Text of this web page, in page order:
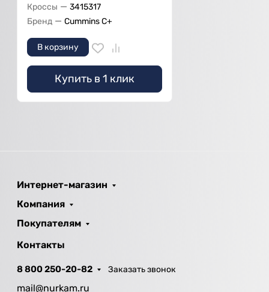
Кроссы — 3415317
Бренд — Cummins C+
В корзину
Купить в 1 клик
Интернет-магазин
Компания
Покупателям
Контакты
8 800 250-20-82 Заказать звонок
mail@nurkam.ru